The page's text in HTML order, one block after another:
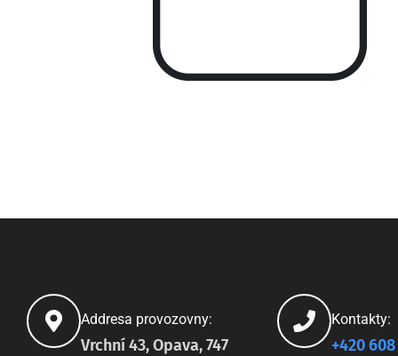
Addresa provozovny:
Vrchní 43, Opava, 747
Kontakty:
+420